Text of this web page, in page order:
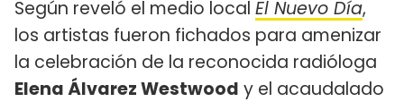
Según reveló el medio local El Nuevo Día,
los artistas fueron fichados para amenizar
la celebración de la reconocida radióloga
Elena Álvarez Westwood y el acaudalado